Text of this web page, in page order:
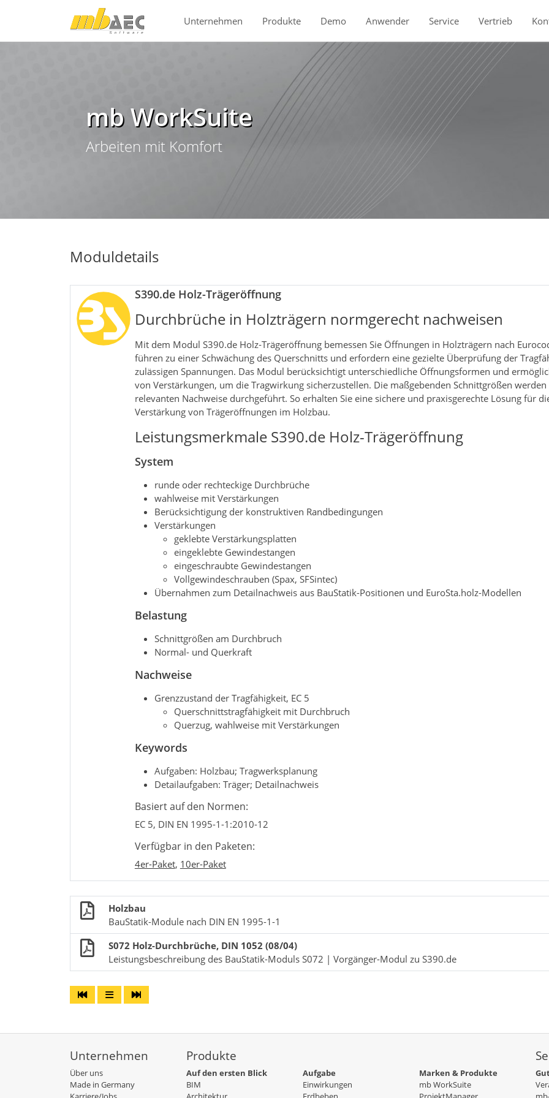
Direkt zur Hauptnavigation springen
Direkt zum Inhalt springen
Unternehmen
Produkte Demo Anwender Service Vertrieb
mb WorkSuite
Arbeiten mit Komfort
Moduldetails
S390.de Holz-Trägeröffnung
Durchbrüche in Holzträgern normgerecht nachweisen
Mit dem Modul S390.de Holz‑Trägeröffnung bemessen Sie Öffnungen in Holzträgern nach
führen zu einer Schwächung des Querschnitts und erfordern eine gezielte Überprüfung der
zulässigen Spannungen. Das Modul berücksichtigt unterschiedliche Öffnungsformen und
von Verstärkungen, um die Tragwirkung sicherzustellen. Die maßgebenden Schnittgrößen werden
relevanten Nachweise durchgeführt. So erhalten Sie eine sichere und praxisgerechte Lösung für
Verstärkung von Trägeröffnungen im Holzbau.
Leistungsmerkmale S390.de Holz-Trägeröffnung
System
runde oder rechteckige Durchbrüche
wahlweise mit Verstärkungen
Berücksichtigung der konstruktiven Randbedingungen
Verstärkungen
geklebte Verstärkungsplatten
eingeklebte Gewindestangen
eingeschraubte Gewindestangen
Vollgewindeschrauben (Spax, SFSintec)
Übernahmen zum Detailnachweis aus BauStatik-Positionen und EuroSta.holz-Modellen
Belastung
Schnittgrößen am Durchbruch
Normal- und Querkraft
Nachweise
Grenzzustand der Tragfähigkeit, EC 5
Querschnittstragfähigkeit mit Durchbruch
Querzug, wahlweise mit Verstärkungen
Keywords
Aufgaben: Holzbau; Tragwerksplanung
Detailaufgaben: Träger; Detailnachweis
Basiert auf den Normen:
EC 5, DIN EN 1995-1-1:2010-12
Verfügbar in den Paketen:
4er-Paket, 10er-Paket
Holzbau
BauStatik-Module nach DIN EN 1995-1-1
S072 Holz-Durchbrüche, DIN 1052 (08/04)
Leistungsbeschreibung des BauStatik-Moduls S072 | Vorgänger-Modul zu S390.de
Unternehmen
Über uns
Made in Germany
Produkte
Auf den ersten Blick
BIM
Aufgabe
Einwirkungen
Marken & Produkte
mb WorkSuite